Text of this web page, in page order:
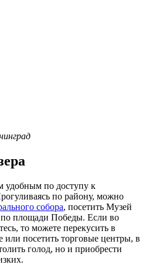
удобным по доступу к
по району, можно
собора, посетить Музей
по площади Победы. Если во
то можете перекусить в
или посетить торговые центры, в
голод, но и приобрести